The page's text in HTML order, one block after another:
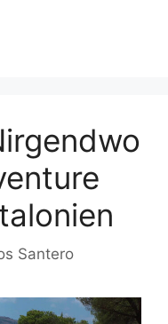
Santero